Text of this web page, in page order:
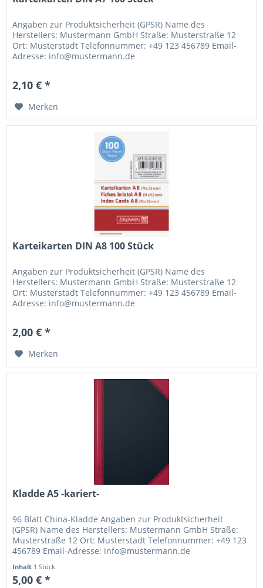
Angaben zur Produktsicherheit (GPSR) Name des
Herstellers: Mustermann GmbH Straße: Musterstraße 12
Ort: Musterstadt Telefonnummer: +49 123 456789 Email-
Adresse: info@mustermann.de
2,10 € *
Merken
Karteikarten DIN A8 100 Stück
Angaben zur Produktsicherheit (GPSR) Name des
Herstellers: Mustermann GmbH Straße: Musterstraße 12
Ort: Musterstadt Telefonnummer: +49 123 456789 Email-
Adresse: info@mustermann.de
2,00 € *
Merken
Kladde A5 -kariert-
96 Blatt China-Kladde Angaben zur Produktsicherheit
(GPSR) Name des Herstellers: Mustermann GmbH Straße:
Musterstraße 12 Ort: Musterstadt Telefonnummer: +49 123
456789 Email-Adresse: info@mustermann.de
Inhalt 1 Stück
5,00 € *